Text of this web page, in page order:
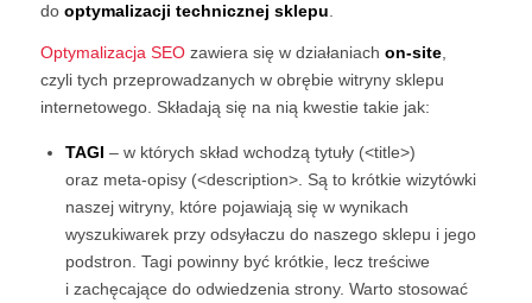
do optymalizacji technicznej sklepu.
Optymalizacja SEOzawiera się w działaniach on-site,
czyli tych przeprowadzanych w obrębie witryny sklepu
internetowego. Składają się na nią kwestie takie jak:
TAGI – w których skład wchodzą tytuły (<title>)
oraz meta-opisy (<description>. Są to krótkie wizytówki
naszej witryny, które pojawiają się w wynikach
wyszukiwarek przy odsyłaczu do naszego sklepu i jego
podstron. Tagi powinny być krótkie, lecz treściwe
i zachęcające do odwiedzenia strony. Warto stosować